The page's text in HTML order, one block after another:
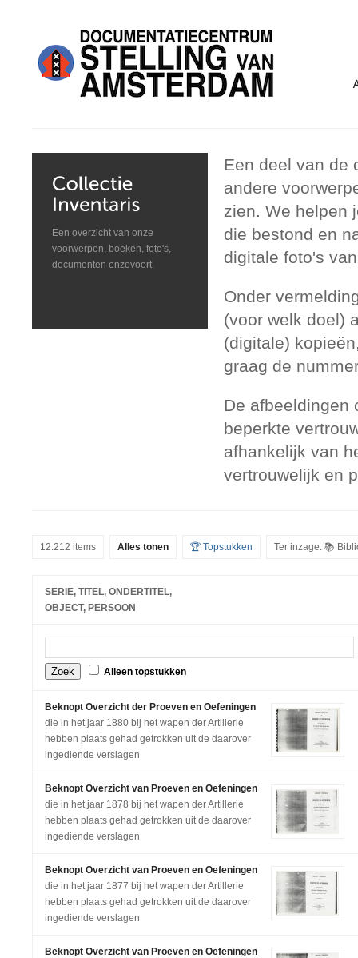
Een overzicht van onze
voorwerpen, boeken, foto's,
documenten enzovoort.
Een deel van de
andere
zien. We helpen
die bestond en
digitale foto's
Onder
(voor welk doel)
(digitale)
graag de
De afbeeldingen
beperkte
afhankelijk van
vertrouwelijk en
12.212 items Alles tonen 🏆 Topstukken Ter inzage: 📚
SERIE, TITEL, ONDERTITEL,
OBJECT, PERSOON
Alleen topstukken
Beknopt Overzicht der Proeven en Oefeningen
die in het jaar 1880 bij het wapen der Artillerie
hebben plaats gehad getrokken uit de daarover
ingediende verslagen
Beknopt Overzicht van Proeven en Oefeningen
die in het jaar 1878 bij het wapen der Artillerie
hebben plaats gehad getrokken uit de daarover
ingediende verslagen
Beknopt Overzicht van Proeven en Oefeningen
die in het jaar 1877 bij het wapen der Artillerie
hebben plaats gehad getrokken uit de daarover
ingediende verslagen
Beknopt Overzicht van Proeven en Oefeningen